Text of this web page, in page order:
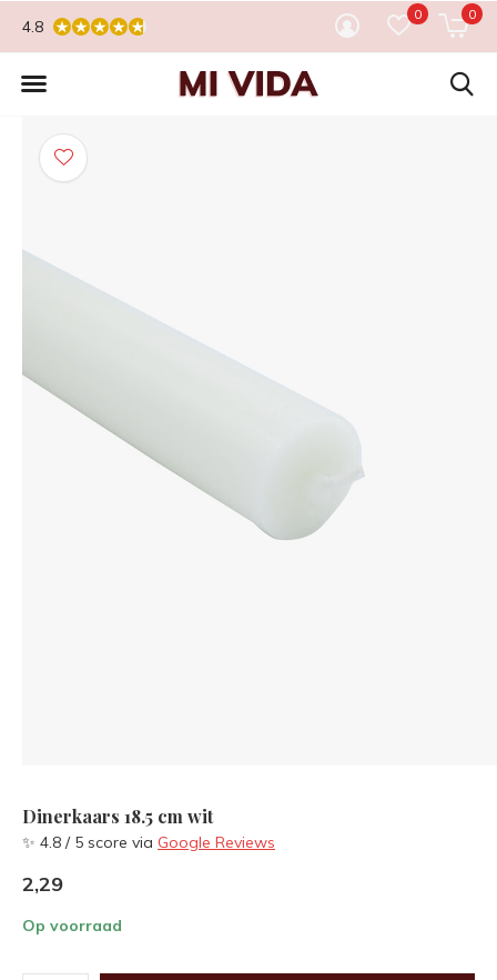
0 0
4.8
Dinerkaars 18.5 cm wit
✨ 4.8 / 5 score via Google Reviews
2,29
Op voorraad